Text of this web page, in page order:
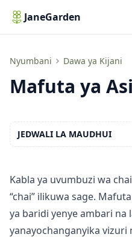
JaneGarden
Nyumbani Dawa ya Kijani
Mafuta ya Asili ya Sage
Mafuta ya
Kabla ya uvumbuzi wa
“chai” ilikuwa sage.
ya baridi yenye ambari na
yanayochanganyika vizuri
JEDWALI LA MAUDHUI